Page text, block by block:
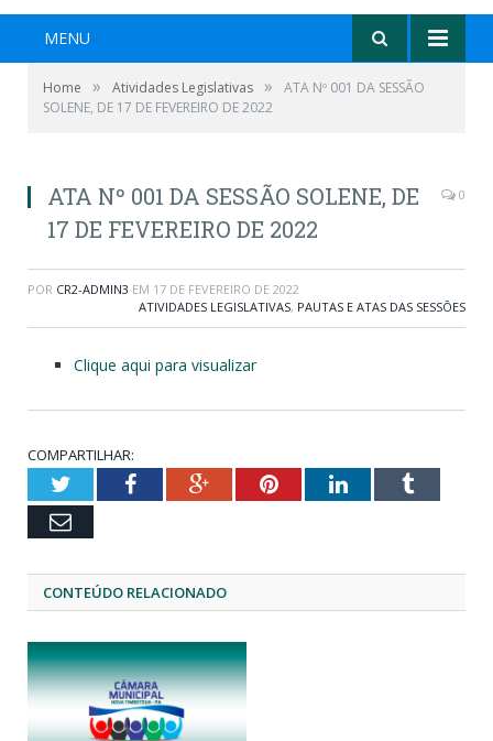
MENU
Home » Atividades Legislativas »
ATA Nº 001 DA SESSÃO
SOLENE, DE 17 DE FEVEREIRO DE 2022
ATA Nº 001 DA SESSÃO SOLENE, DE
17 DE FEVEREIRO DE 2022
0
POR CR2-ADMIN3 EM 17 DE FEVEREIRO DE 2022
ATIVIDADES LEGISLATIVAS, PAUTAS E ATAS DAS SESSÕES
Clique aqui para visualizar
COMPARTILHAR:
TwitterFacebookGoogle+PinterestLinkedInTumblr
Email
CONTEÚDO RELACIONADO